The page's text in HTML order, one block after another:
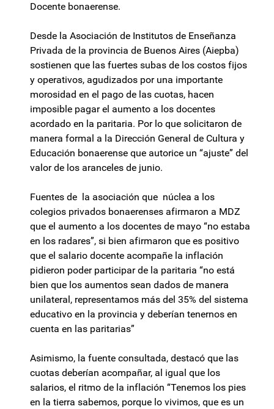
Docente bonaerense.
Desde la Asociación de Institutos de Enseñanza
Privada de la provincia de Buenos Aires (Aiepba)
sostienen que las fuertes subas de los costos fijos
y operativos, agudizados por una importante
morosidad en el pago de las cuotas, hacen
imposible pagar el aumento a los docentes
acordado en la paritaria. Por lo que solicitaron de
manera formal a la Dirección General de Cultura y
Educación bonaerense que autorice un “ajuste” del
valor de los aranceles de junio.
Fuentes de la asociación que núclea a los
colegios privados bonaerenses afirmaron a MDZ
que el aumento a los docentes de mayo “no estaba
en los radares”, si bien afirmaron que es positivo
que el salario docente acompañe la inflación
pidieron poder participar de la paritaria “no está
bien que los aumentos sean dados de manera
unilateral, representamos más del 35% del sistema
educativo en la provincia y deberían tenernos en
cuenta en las paritarias”
Asimismo, la fuente consultada, destacó que las
cuotas deberían acompañar, al igual que los
salarios, el ritmo de la inflación “Tenemos los pies
en la tierra sabemos, porque lo vivimos, que es un